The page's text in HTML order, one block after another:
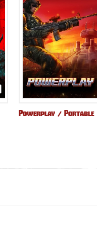
Powerplay / Portable